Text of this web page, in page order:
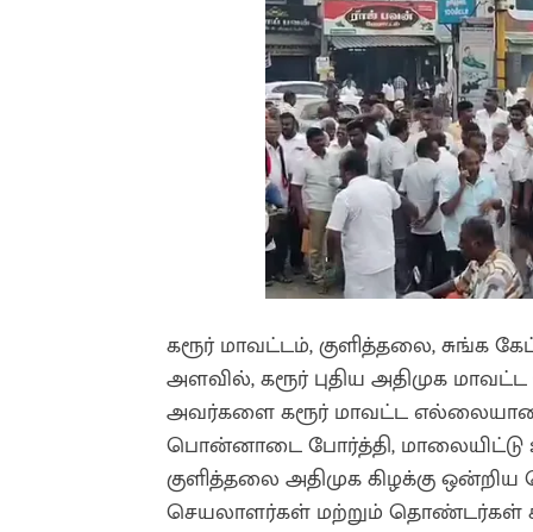
கரூர் மாவட்டம், குளித்தலை, சுங்க
அளவில், கரூர் புதிய அதிமுக
அவர்களை கரூர் மாவட்ட
பொன்னாடை போர்த்தி, மாலையிட்டு
குளித்தலை அதிமுக கிழக்கு
செயலாளர்கள் மற்றும்